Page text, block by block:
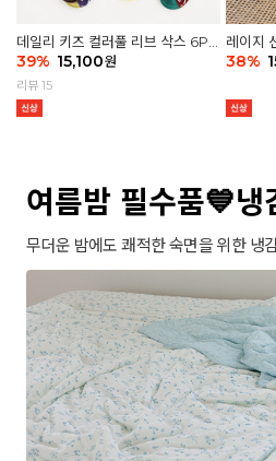
데일리 키즈 컬러풀 리브 삭스 6P -
03 세트
39% 15,100원
리뷰 15
레이지
38%
여름밤 필수품💙냉
무더운 밤에도 쾌적한 숙면을 위한 냉